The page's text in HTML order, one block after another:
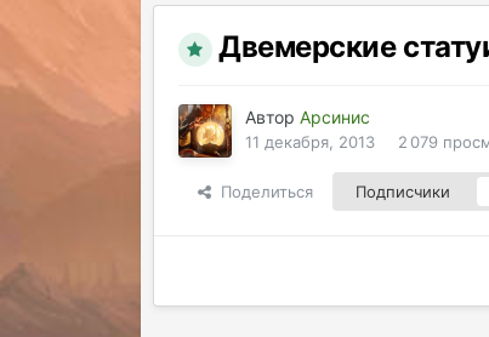
Двемерские
Автор Арсинис
11 декабря, 2013 2 079
Поделиться Подписчики